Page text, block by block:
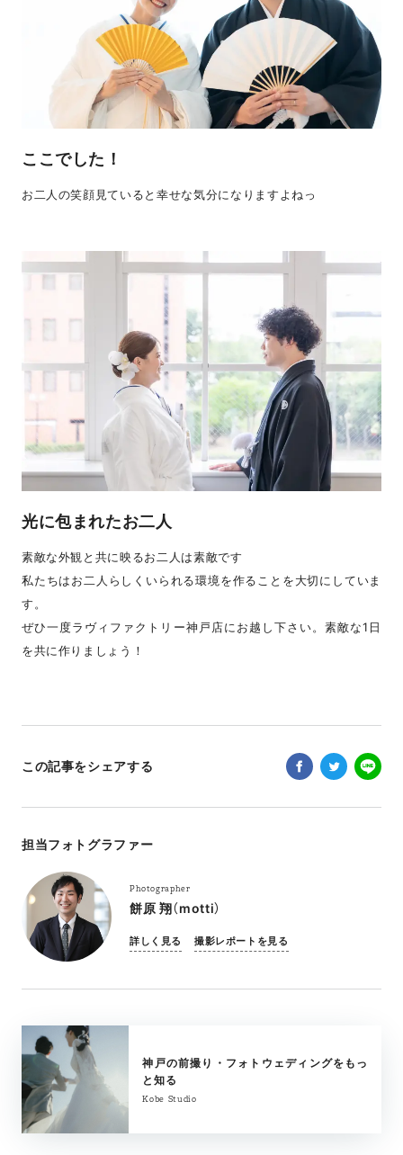
ここでした！
お二人の笑顔見ていると幸せな気分になりますよねっ
光に包まれたお二人
素敵な外観と共に映るお二人は素敵です
私たちはお二人らしくいられる環境を作ることを大切にしていま
す。
ぜひ一度ラヴィファクトリー神戸店にお越し下さい。素敵な1日
を共に作りましょう！
この記事をシェアする
担当フォトグラファー
Photographer
餅原 翔（motti）
詳しく見る 撮影レポートを見る
神戸の前撮り・フォトウェディングをもっ
と知る
Kobe Studio